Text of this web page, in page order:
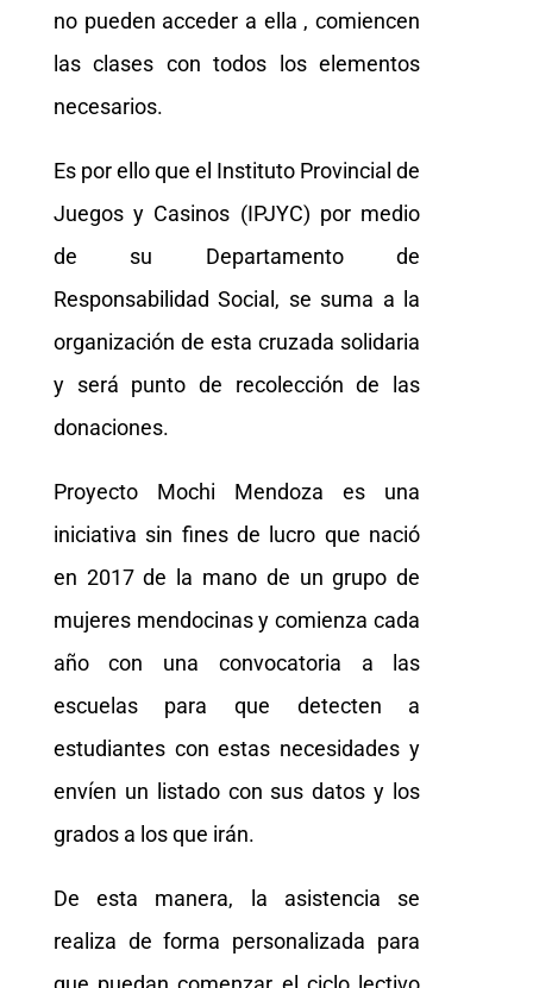
no pueden acceder a ella , comiencen
las clases con todos los elementos
necesarios.
Es por ello que el Instituto Provincial de
Juegos y Casinos (IPJYC) por medio
de su Departamento de
Responsabilidad Social, se suma a la
organización de esta cruzada solidaria
y será punto de recolección de las
donaciones.
Proyecto Mochi Mendoza es una
iniciativa sin fines de lucro que nació
en 2017 de la mano de un grupo de
mujeres mendocinas y comienza cada
año con una convocatoria a las
escuelas para que detecten a
estudiantes con estas necesidades y
envíen un listado con sus datos y los
grados a los que irán.
De esta manera, la asistencia se
realiza de forma personalizada para